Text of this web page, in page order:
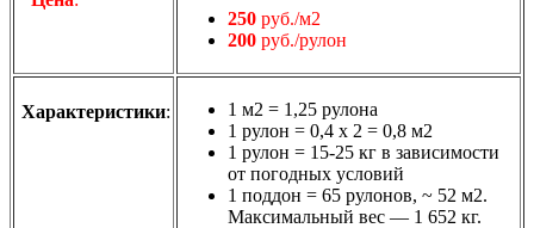
250 руб./м2
200 руб./рулон
Характеристики:
1 м2 = 1,25 рулона
1 рулон = 0,4 х 2 = 0,8 м2
1 рулон = 15-25 кг в зависимости
от погодных условий
1 поддон = 65 рулонов, ~ 52 м2.
Максимальный вес — 1 652 кг.